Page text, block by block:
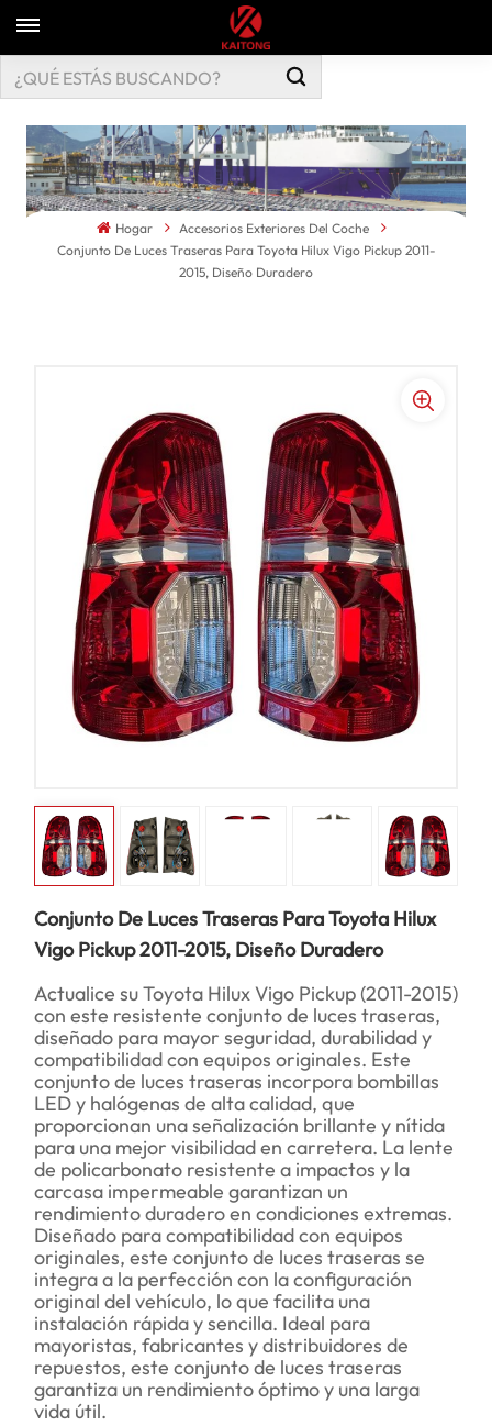
Hogar
Accesorios Exteriores Del Coche
Conjunto De Luces Traseras Para Toyota Hilux Vigo Pickup 2011-
2015, Diseño Duradero
Conjunto De Luces Traseras Para Toyota Hilux
Vigo Pickup 2011-2015, Diseño Duradero
Actualice su Toyota Hilux Vigo Pickup (2011-2015)
con este resistente conjunto de luces traseras,
diseñado para mayor seguridad, durabilidad y
compatibilidad con equipos originales. Este
conjunto de luces traseras incorpora bombillas
LED y halógenas de alta calidad, que
proporcionan una señalización brillante y nítida
para una mejor visibilidad en carretera. La lente
de policarbonato resistente a impactos y la
carcasa impermeable garantizan un
rendimiento duradero en condiciones extremas.
Diseñado para compatibilidad con equipos
originales, este conjunto de luces traseras se
integra a la perfección con la configuración
original del vehículo, lo que facilita una
instalación rápida y sencilla. Ideal para
mayoristas, fabricantes y distribuidores de
repuestos, este conjunto de luces traseras
garantiza un rendimiento óptimo y una larga
vida útil.